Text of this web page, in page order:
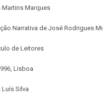
Martins Marques
Narrativa de José Rodrigues
de Leitores
Lisboa
: Luís Silva